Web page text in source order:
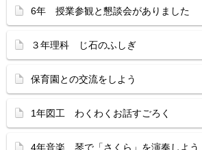
6年 授業参観と懇談会がありました
３年理科 じ石のふしぎ
保育園との交流をしよう
1年図工 わくわくお話すごろく
4年音楽 琴で「さくら」を演奏しよう